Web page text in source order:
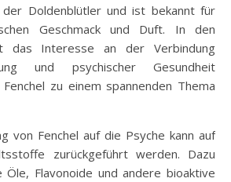
Doldenblütler und ist bekannt für
Geschmack und Duft. In den
das Interesse an der Verbindung
und psychischer Gesundheit
zu einem spannenden Thema
von Fenchel auf die Psyche kann auf
zurückgeführt werden. Dazu
Öle, Flavonoide und andere bioaktive